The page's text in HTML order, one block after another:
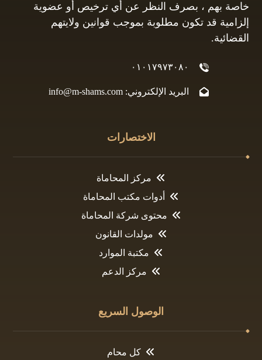
خاصة بهم ، بصرف النظر عن أي ترخيص أو عضوية
إلزامية قد تكون مطلوبة بموجب قوانين ولايتهم
القضائية.
٠١٠١٧٩٧٣٠٨٠
البريد الإلكتروني: info@m-shams.com
الاختصارات
مركز المحاماة
أدوات مكتب المحاماة
محتوى شركة المحاماة
مولدات القانون
مكتبة الموارد
مركز الدعم
الوصول السريع
كل محام